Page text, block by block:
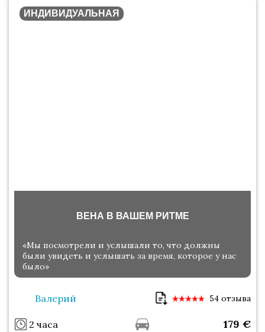
ИНДИВИДУАЛЬНАЯ
ВЕНА В ВАШЕМ РИТМЕ
«Мы посмотрели и услышали то, что должны
были увидеть и услышать за время, которое у нас
было»
Валерий 54 отзыва
2 часа 179 €